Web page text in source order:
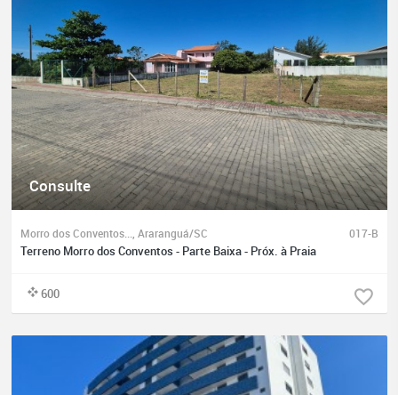
Consulte
Morro dos Conventos..., Araranguá/SC 017-B
Terreno Morro dos Conventos - Parte Baixa - Próx. à Praia
600